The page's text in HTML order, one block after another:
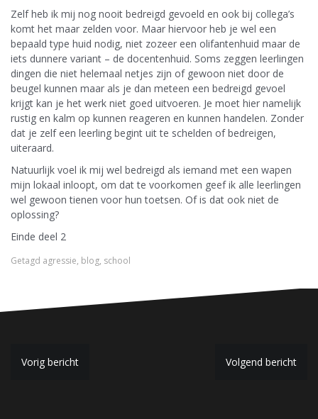
Zelf heb ik mij nog nooit bedreigd gevoeld en ook bij collega’s
komt het maar zelden voor. Maar hiervoor heb je wel een
bepaald type huid nodig, niet zozeer een olifantenhuid maar de
iets dunnere variant – de docentenhuid. Soms zeggen leerlingen
dingen die niet helemaal netjes zijn of gewoon niet door de
beugel kunnen maar als je dan meteen een bedreigd gevoel
krijgt kan je het werk niet goed uitvoeren. Je moet hier namelijk
rustig en kalm op kunnen reageren en kunnen handelen. Zonder
dat je zelf een leerling begint uit te schelden of bedreigen,
uiteraard.
Natuurlijk voel ik mij wel bedreigd als iemand met een wapen
mijn lokaal inloopt, om dat te voorkomen geef ik alle leerlingen
wel gewoon tienen voor hun toetsen. Of is dat ook niet de
oplossing?
Einde deel 2
Getagd agressie, blog, school
BVorig bericht Volgend bericht